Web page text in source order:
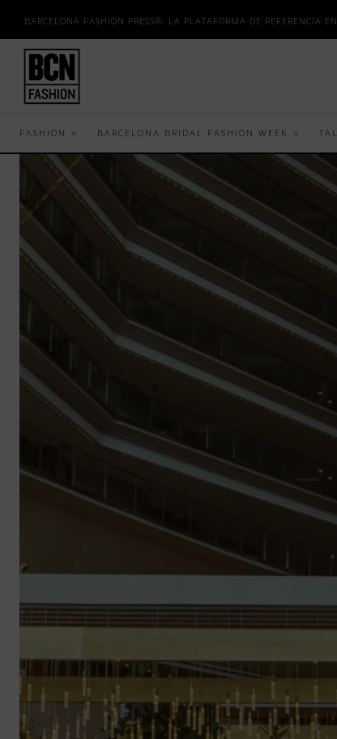
BARCELONA FASHION PRESS®, LA PLATAFORMA DE REFERENCIA
FASHION BARCELONA BRIDAL FASHION WEEK